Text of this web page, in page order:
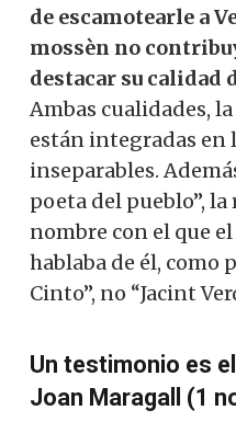
de escamotearle a
mossèn no
destacar su calidad
Ambas cualidades,
están integradas en
inseparables.
poeta del pueblo”, la
nombre con el que
hablaba de él, como
Cinto”, no “Jacint
Un testimonio es
Joan Maragall (1